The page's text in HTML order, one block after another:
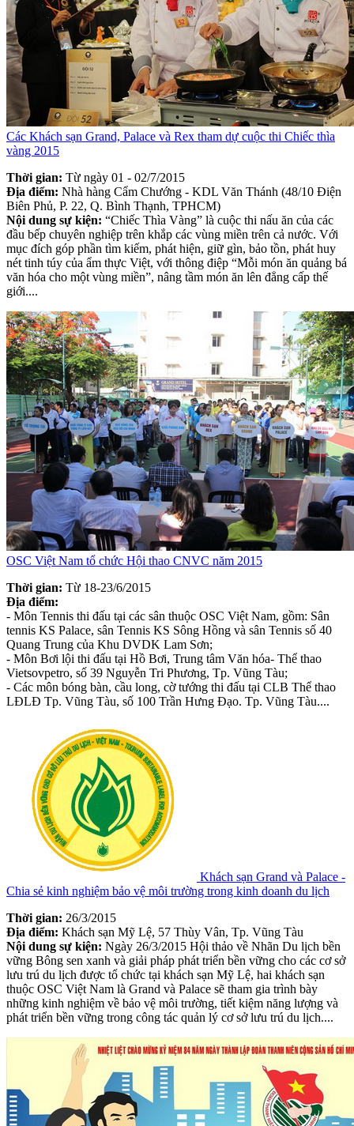
Các Khách sạn Grand, Palace và Rex tham dự cuộc thi Chiếc thìa
vàng 2015
Thời gian: Từ ngày 01 - 02/7/2015
Địa điểm: Nhà hàng Cẩm Chướng - KDL Văn Thánh (48/10 Điện
Biên Phủ, P. 22, Q. Bình Thạnh, TPHCM)
Nội dung sự kiện: “Chiếc Thìa Vàng” là cuộc thi nấu ăn của các
đầu bếp chuyên nghiệp trên khắp các vùng miền trên cả nước. Với
mục đích góp phần tìm kiếm, phát hiện, giữ gìn, bảo tồn, phát huy
nét tinh túy của ẩm thực Việt, với thông điệp “Mỗi món ăn quảng bá
văn hóa cho một vùng miền”, nâng tầm món ăn lên đẳng cấp thế
giới....
OSC Việt Nam tổ chức Hội thao CNVC năm 2015
Thời gian: Từ 18-23/6/2015
Địa điểm:
- Môn Tennis thi đấu tại các sân thuộc OSC Việt Nam, gồm: Sân
tennis KS Palace, sân Tennis KS Sông Hồng và sân Tennis số 40
Quang Trung của Khu DVDK Lam Sơn;
- Môn Bơi lội thi đấu tại Hồ Bơi, Trung tâm Văn hóa- Thể thao
Vietsovpetro, số 39 Nguyễn Tri Phương, Tp. Vũng Tàu;
- Các môn bóng bàn, cầu long, cờ tướng thi đấu tại CLB Thể thao
LĐLĐ Tp. Vũng Tàu, số 100 Trần Hưng Đạo. Tp. Vũng Tàu....
Khách sạn Grand và Palace -
Chia sẻ kinh nghiệm bảo vệ môi trường trong kinh doanh du lịch
Thời gian: 26/3/2015
Địa điểm: Khách sạn Mỹ Lệ, 57 Thùy Vân, Tp. Vũng Tàu
Nội dung sự kiện: Ngày 26/3/2015 Hội thảo về Nhãn Du lịch bền
vững Bông sen xanh và giải pháp phát triển bền vững cho các cơ sở
lưu trú du lịch được tổ chức tại khách sạn Mỹ Lệ, hai khách sạn
thuộc OSC Việt Nam là Grand và Palace sẽ tham gia trình bày
những kinh nghiệm về bảo vệ môi trường, tiết kiệm năng lượng và
phát triển bền vững trong công tác quản lý cơ sở lưu trú du lịch....